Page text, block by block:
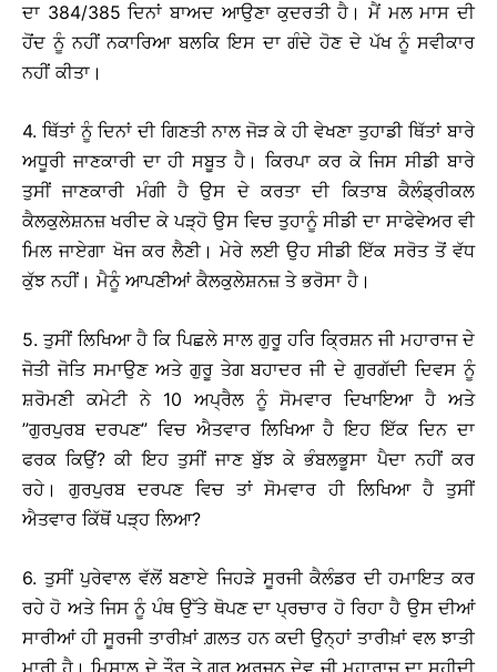
ਦਾ 384/385 ਦਿਨਾਂ ਬਾਅਦ ਆਉਣਾ ਕੁਦਰਤੀ ਹੈ। ਮੈਂ ਮਲ ਮਾਸ ਦੀ
ਹੋਂਦ ਨੂੰ ਨਹੀਂ ਨਕਾਰਿਆ ਬਲਕਿ ਇਸ ਦਾ ਗੰਦੇ ਹੋਣ ਦੇ ਪੱਖ ਨੂੰ ਸਵੀਕਾਰ
ਨਹੀਂ ਕੀਤਾ।
4. ਥਿੱਤਾਂ ਨੂੰ ਦਿਨਾਂ ਦੀ ਗਿਣਤੀ ਨਾਲ ਜੋੜ ਕੇ ਹੀ ਵੇਖਣਾ ਤੁਹਾਡੀ ਥਿੱਤਾਂ ਬਾਰੇ
ਅਧੂਰੀ ਜਾਣਕਾਰੀ ਦਾ ਹੀ ਸਬੂਤ ਹੈ। ਕਿਰਪਾ ਕਰ ਕੇ ਜਿਸ ਸੀਡੀ ਬਾਰੇ
ਤੁਸੀਂ ਜਾਣਕਾਰੀ ਮੰਗੀ ਹੈ ਉਸ ਦੇ ਕਰਤਾ ਦੀ ਕਿਤਾਬ ਕੈਲੰਡ੍ਰੀਕਲ
ਕੈਲਕੁਲੇਸ਼ਨਜ਼ ਖਰੀਦ ਕੇ ਪੜ੍ਹੋ ਉਸ ਵਿਚ ਤੁਹਾਨੂੰ ਸੀਡੀ ਦਾ ਸਾਫੇਵੇਅਰ ਵੀ
ਮਿਲ ਜਾਏਗਾ ਖੋਜ ਕਰ ਲੈਣੀ। ਮੇਰੇ ਲਈ ਉਹ ਸੀਡੀ ਇੱਕ ਸਰੋਤ ਤੋਂ ਵੱਧ
ਕੁੱਝ ਨਹੀਂ। ਮੈਨੂੰ ਆਪਣੀਆਂ ਕੈਲਕੁਲੇਸ਼ਨਜ਼ ਤੇ ਭਰੋਸਾ ਹੈ।
5. ਤੁਸੀਂ ਲਿਖਿਆ ਹੈ ਕਿ ਪਿਛਲੇ ਸਾਲ ਗੁਰੂ ਹਰਿ ਕ੍ਰਿਸ਼ਨ ਜੀ ਮਹਾਰਾਜ ਦੇ
ਜੋਤੀ ਜੋਤਿ ਸਮਾਉਣ ਅਤੇ ਗੁਰੂ ਤੇਗ ਬਹਾਦਰ ਜੀ ਦੇ ਗੁਰਗੱਦੀ ਦਿਵਸ ਨੂੰ
ਸ਼ਰੋਮਣੀ ਕਮੇਟੀ ਨੇ 10 ਅਪ੍ਰੈਲ ਨੂੰ ਸੋਮਵਾਰ ਦਿਖਾਇਆ ਹੈ ਅਤੇ
”ਗੁਰਪੁਰਬ ਦਰਪਣ” ਵਿਚ ਐਤਵਾਰ ਲਿਖਿਆ ਹੈ ਇਹ ਇੱਕ ਦਿਨ ਦਾ
ਫਰਕ ਕਿਉਂ? ਕੀ ਇਹ ਤੁਸੀਂ ਜਾਣ ਬੁੱਝ ਕੇ ਭੰਬਲਭੂਸਾ ਪੈਦਾ ਨਹੀਂ ਕਰ
ਰਹੇ। ਗੁਰਪੁਰਬ ਦਰਪਣ ਵਿਚ ਤਾਂ ਸੋਮਵਾਰ ਹੀ ਲਿਖਿਆ ਹੈ ਤੁਸੀਂ
ਐਤਵਾਰ ਕਿੱਥੋਂ ਪੜ੍ਹ ਲਿਆ?
6. ਤੁਸੀਂ ਪੁਰੇਵਾਲ ਵੱਲੋਂ ਬਣਾਏ ਜਿਹੜੇ ਸੂਰਜੀ ਕੈਲੰਡਰ ਦੀ ਹਮਾਇਤ ਕਰ
ਰਹੇ ਹੋ ਅਤੇ ਜਿਸ ਨੂੰ ਪੰਥ ਉੱਤੇ ਥੋਪਣ ਦਾ ਪ੍ਰਚਾਰ ਹੋ ਰਿਹਾ ਹੈ ਉਸ ਦੀਆਂ
ਸਾਰੀਆਂ ਹੀ ਸੂਰਜੀ ਤਾਰੀਖ਼ਾਂ ਗ਼ਲਤ ਹਨ ਕਦੀ ਉਨ੍ਹਾਂ ਤਾਰੀਖ਼ਾਂ ਵਲ ਝਾਤੀ
ਮਾਰੀ ਹੈ। ਮਿਸਾਲ ਦੇ ਤੌਰ ਤੇ ਗੁਰੂ ਅਰਜਨ ਦੇਵ ਜੀ ਮਹਾਰਾਜ ਦਾ ਸ਼ਹੀਦੀ